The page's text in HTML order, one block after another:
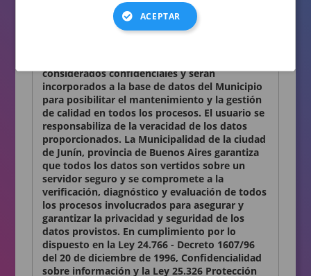
Términos y condiciones
Declaro conocer y aceptar lo establecido en la
considerados confidenciales y serán
incorporados a la base de datos del Municipio
para posibilitar el mantenimiento y la gestión
de calidad en todos los procesos. El usuario se
responsabiliza de la veracidad de los datos
proporcionados. La Municipalidad de la ciudad
de Junín, provincia de Buenos Aires garantiza
que todos los datos son vertidos sobre un
servidor seguro y se compromete a la
verificación, diagnóstico y evaluación de todos
los procesos involucrados para asegurar y
garantizar la privacidad y seguridad de los
datos provistos. En cumplimiento por lo
dispuesto en la Ley 24.766 - Decreto 1607/96
del 20 de diciembre de 1996, Confidencialidad
sobre información y la Ley 25.326 Protección
ACEPTAR